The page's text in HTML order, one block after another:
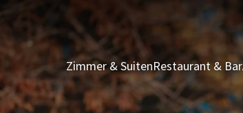
Zimmer & SuitenRestaurant & Bar